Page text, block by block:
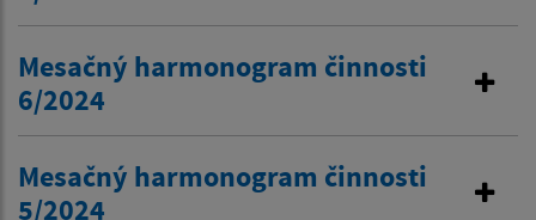
Mesačný harmonogram činnosti
6/2024
Mesačný harmonogram činnosti
5/2024